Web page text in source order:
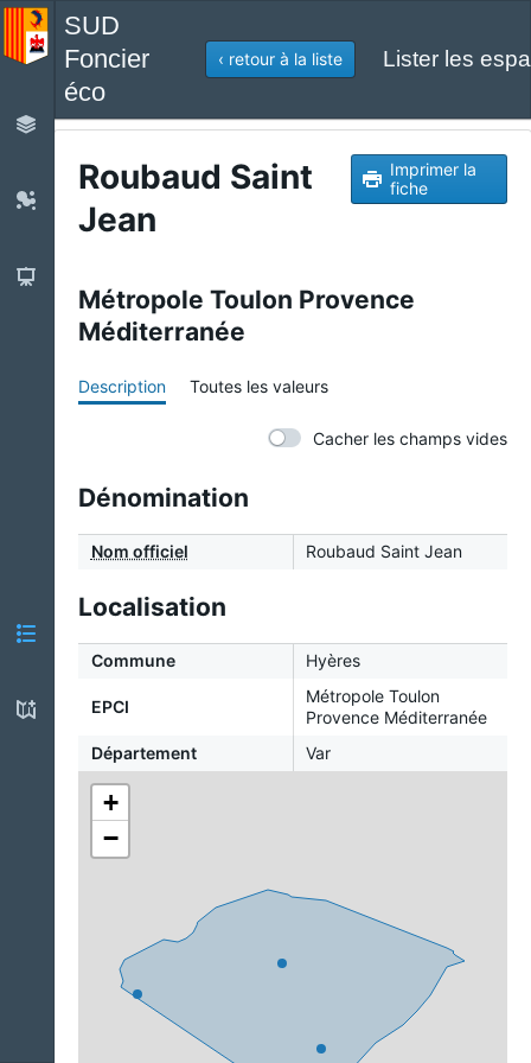
SUD
Foncier
éco
‹ retour à la liste Lister les
Roubaud Saint
Jean
Imprimer la
fiche
Métropole Toulon Provence
Méditerranée
Description Toutes les valeurs
Cacher les champs vides
Dénomination
Nom officiel Roubaud Saint Jean
Localisation
Commune Hyères
EPCI
Métropole Toulon
Provence Méditerranée
Département
Var
+
−